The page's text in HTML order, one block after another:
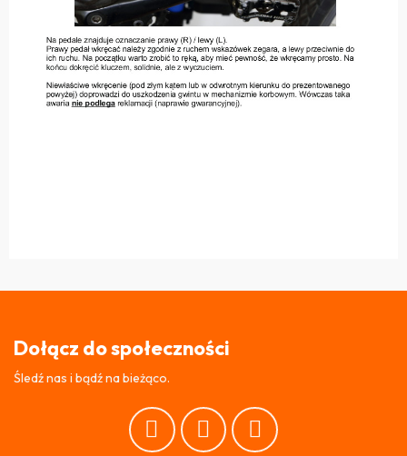
Dołącz do społeczności
Śledź nas i bądź na bieżąco.